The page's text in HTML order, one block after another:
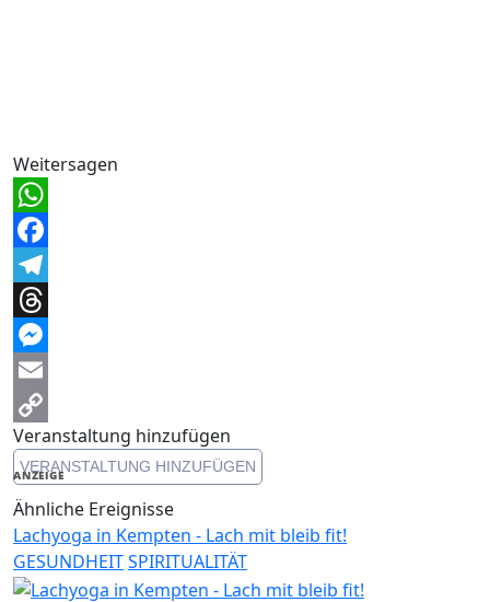
Weitersagen
WhatsApp
Facebook
Telegram
Threads
Messenger
Email
Copy
Link
Veranstaltung hinzufügen
VERANSTALTUNG HINZUFÜGEN
ANZEIGE
Ähnliche Ereignisse
Lachyoga in Kempten - Lach mit bleib fit!
GESUNDHEITSPIRITUALITÄT